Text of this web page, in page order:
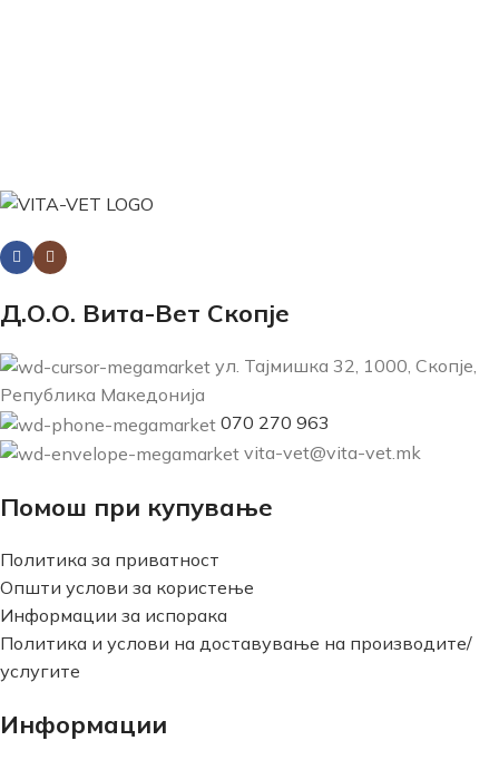
Д.О.О. Вита-Вет Скопје
ул. Тајмишка 32, 1000, Скопје,
Република Македонија
070 270 963
vita-vet@vita-vet.mk
Помош при купување
Политика за приватност
Општи услови за користење
Информации за испорака
Политика и услови на доставување на производите/
услугите
Информации